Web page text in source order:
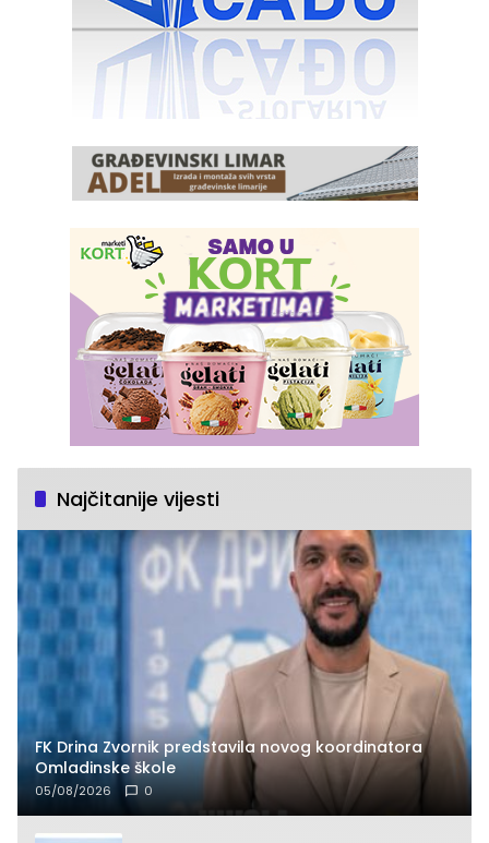
Najčitanije vijesti
FK Drina Zvornik predstavila novog koordinatora
Omladinske škole
05/08/2026 0